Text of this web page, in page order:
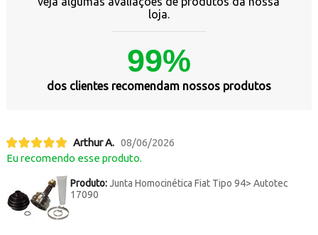
loja.
99%
dos clientes recomendam nossos produtos
Arthur A. 08/06/2026
Eu recomendo esse produto.
Produto:Junta Homocinética Fiat Tipo 94> Autotec
17090